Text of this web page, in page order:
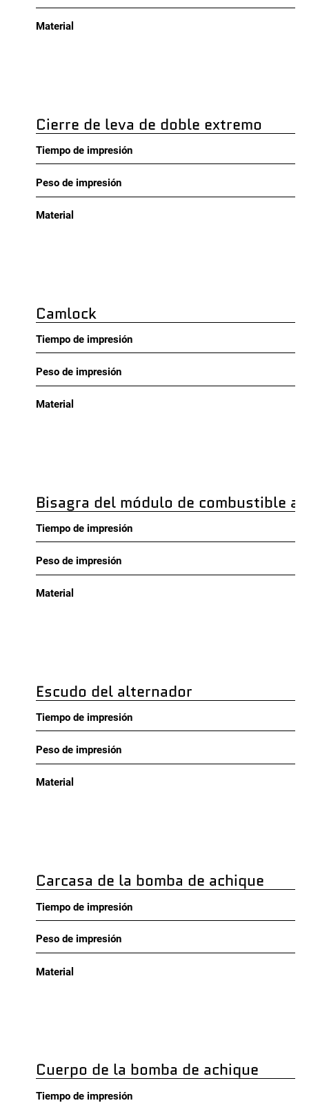
Material
Cierre de leva de doble extremo
Tiempo de impresión
Peso de impresión
Material
Camlock
Tiempo de impresión
Peso de impresión
Material
Bisagra del módulo de combustible a
Tiempo de impresión
Peso de impresión
Material
Escudo del alternador
Tiempo de impresión
Peso de impresión
Material
Carcasa de la bomba de achique
Tiempo de impresión
Peso de impresión
Material
Cuerpo de la bomba de achique
Tiempo de impresión